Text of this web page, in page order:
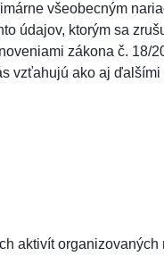
všeobecným
údajov, ktorým sa
zákona č. 18/
vzťahujú ako aj
aktivít